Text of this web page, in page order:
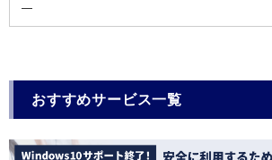
―
おすすめサービス一覧